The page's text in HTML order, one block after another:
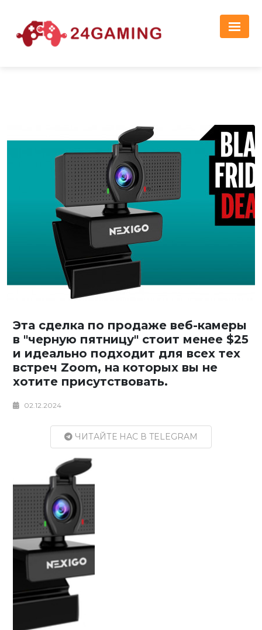
Эта сделка по продаже веб-камеры
в "черную пятницу" стоит менее $25
и идеально подходит для всех тех
встреч Zoom, на которых вы не
хотите присутствовать.
02.12.2024
ЧИТАЙТЕ НАС В TELEGRAM